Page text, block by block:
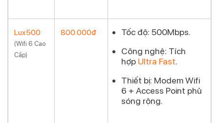
Lux500
(Wifi 6 Cao
Cấp)
800.000₫ Tốc độ: 500Mbps.
Công nghệ: Tích
hợp Ultra Fast.
Thiết bị: Modem Wifi
6 + Access Point phủ
sóng rộng.